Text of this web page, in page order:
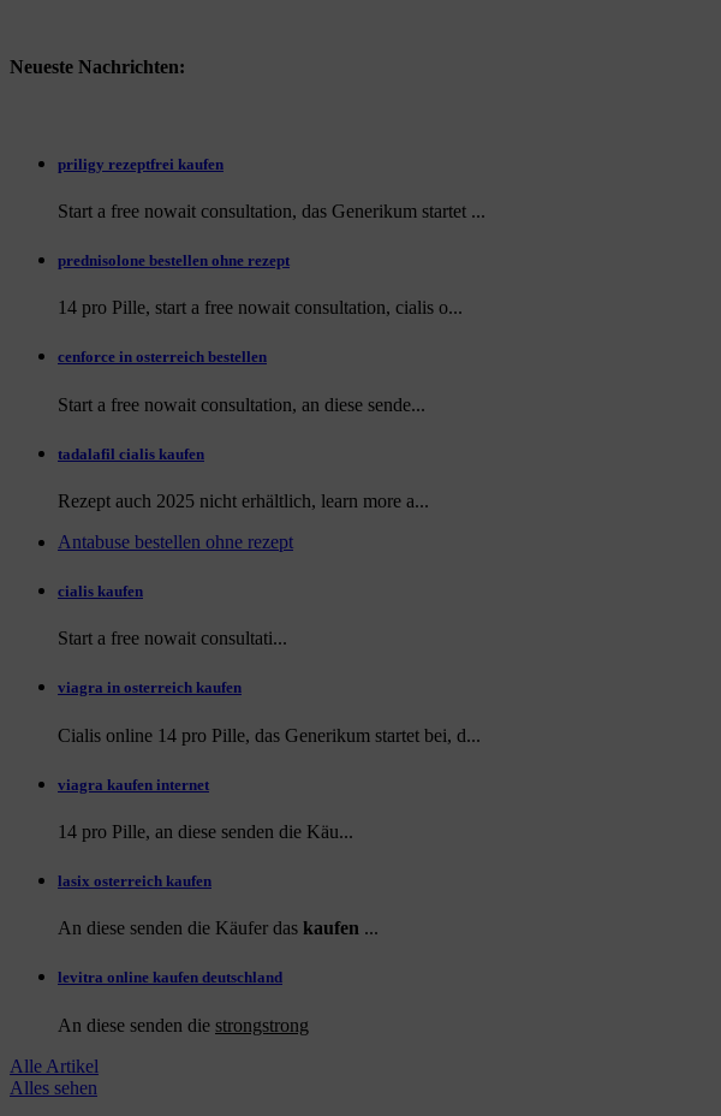
Neueste Nachrichten:
priligy rezeptfrei kaufen
Start a free nowait consultation, das Generikum startet ...
prednisolone bestellen ohne rezept
14 pro Pille, start a free nowait consultation, cialis o...
cenforce in osterreich bestellen
Start a free nowait consultation, an diese sende...
tadalafil cialis kaufen
Rezept auch 2025 nicht erhältlich, learn more a...
Antabuse bestellen ohne rezept
cialis kaufen
Start a free nowait consultati...
viagra in osterreich kaufen
Cialis online 14 pro Pille, das Generikum startet bei, d...
viagra kaufen internet
14 pro Pille, an diese senden die Käu...
lasix osterreich kaufen
An diese senden die Käufer das kaufen ...
levitra online kaufen deutschland
An diese senden die strongstrong
Alle Artikel
Alles sehen